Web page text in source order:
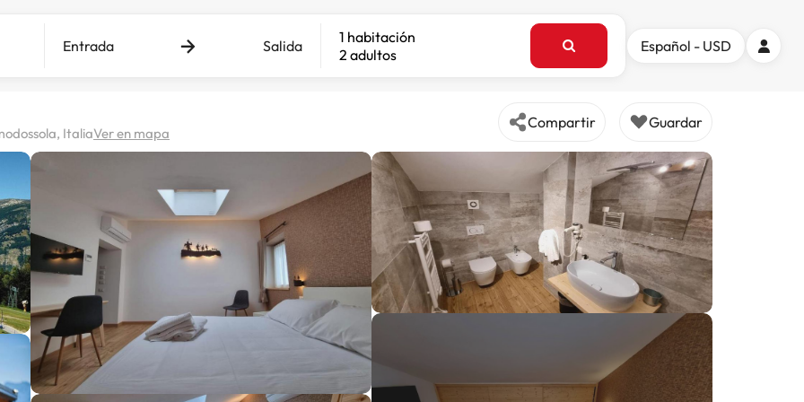
Entrada Salida
1 habitación
2 adultos
Español - USD
ItaliaVer en mapa
Compartir Guardar